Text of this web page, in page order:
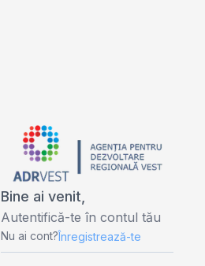
Bine ai venit,
Autentifică-te în contul tău
Nu ai cont?Înregistrează-te